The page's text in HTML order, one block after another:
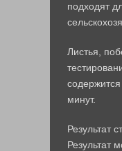
подходят
Листья,
минут.
Результат
Результат